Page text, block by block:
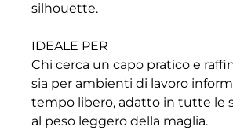
silhouette.
IDEALE PER
Chi cerca un capo pratico e
sia per ambienti di lavoro
tempo libero, adatto in tutte le
al peso leggero della maglia.